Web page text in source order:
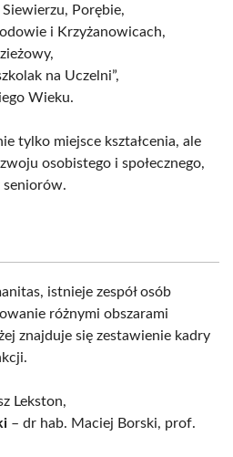
Porębie,
i Krzyżanowicach,
na Uczelni”,
Wieku.
tylko miejsce kształcenia, ale
osobistego i społecznego,
seniorów.
istnieje zespół osób
różnymi obszarami
znajduje się zestawienie kadry
Lekston,
– dr hab. Maciej Borski, prof.